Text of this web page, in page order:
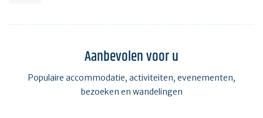
Aanbevolen voor u
Populaire accommodatie, activiteiten, evenementen,
bezoeken en wandelingen